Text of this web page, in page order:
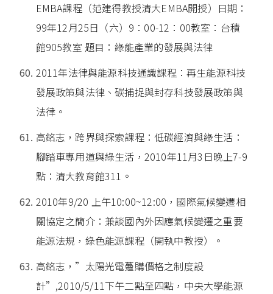
EMBA課程（范建得教授清大EMBA開授）日期：
99年12月25日（六）9：00-12：00教室：台積
館905教室 題目：綠能產業的發展與法律
2011年法律與能源科技通識課程：再生能源科技
發展政策與法律、碳捕捉與封存科技發展政策與
法律。
高銘志，跨界與探索課程：低碳經濟與綠生活：
腳踏車專用道與綠生活，2010年11月3日晚上7-9
點：清大教育館311。
2010年9/20 上午10:00~12:00，國際氣候變遷相
關協定之簡介：兼談國內外因應氣候變遷之重要
能源法規，綠色能源課程（開執中教授）。
高銘志，”太陽光電躉購價格之制度設
計”,2010/5/11下午二點至四點，中央大學能源